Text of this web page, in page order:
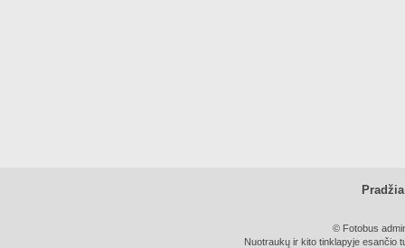
Pradžia
© Fotobus
Nuotraukų ir kito tinklapyje esančio